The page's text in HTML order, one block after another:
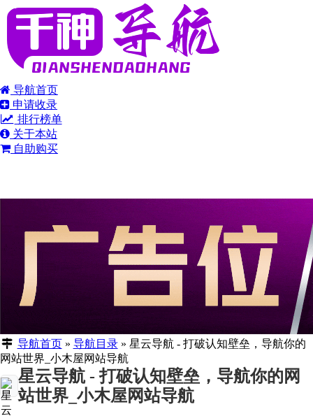
导航首页
申请收录
排行榜单
关于本站
自助购买
导航首页» 导航目录» 星云导航 - 打破认知壁垒，导航你的
网站世界_小木屋网站导航
星云导航 - 打破认知壁垒，导航你的网
站世界_小木屋网站导航